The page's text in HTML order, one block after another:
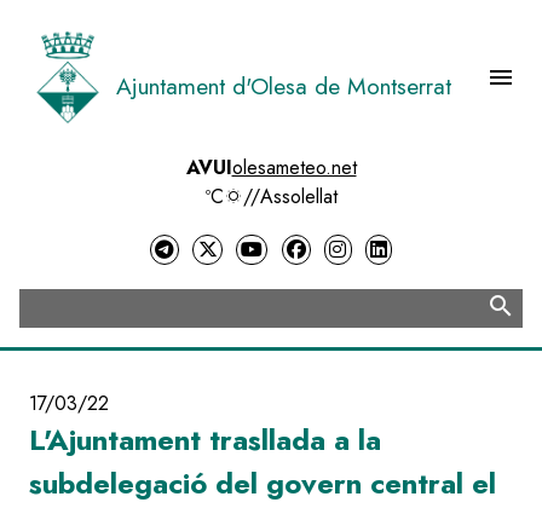
contingut
Ajuntament d'Olesa de Montserrat menu
AVUIolesameteo.net
ºC
//Assolellat
search
17/03/22
L'Ajuntament trasllada a la
subdelegació del govern central el